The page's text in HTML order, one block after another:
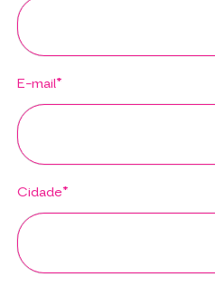
E-mail*
Cidade*